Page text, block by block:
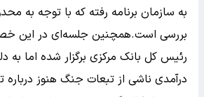
به سازمان برنامه رفته که با توجه به
بررسی است.همچنین جلسه‌ای در این
رئیس کل بانک مرکزی برگزار شده اما
درآمدی ناشی از تبعات جنگ هنوز درباره